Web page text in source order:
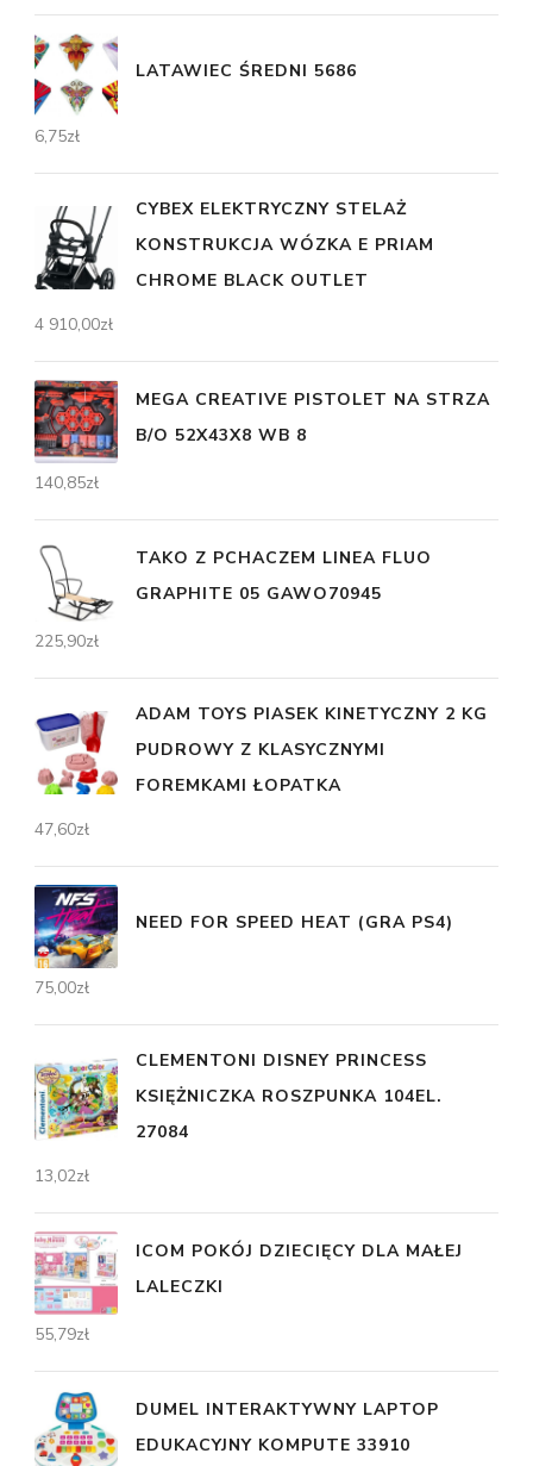
LATAWIEC ŚREDNI 5686
6,75zł
CYBEX ELEKTRYCZNY STELAŻ
KONSTRUKCJA WÓZKA E PRIAM
CHROME BLACK OUTLET
4 910,00zł
MEGA CREATIVE PISTOLET NA STRZA
B/O 52X43X8 WB 8
140,85zł
TAKO Z PCHACZEM LINEA FLUO
GRAPHITE 05 GAWO70945
225,90zł
ADAM TOYS PIASEK KINETYCZNY 2 KG
PUDROWY Z KLASYCZNYMI
FOREMKAMI ŁOPATKA
47,60zł
NEED FOR SPEED HEAT (GRA PS4)
75,00zł
CLEMENTONI DISNEY PRINCESS
KSIĘŻNICZKA ROSZPUNKA 104EL.
27084
13,02zł
ICOM POKÓJ DZIECIĘCY DLA MAŁEJ
LALECZKI
55,79zł
DUMEL INTERAKTYWNY LAPTOP
EDUKACYJNY KOMPUTE 33910